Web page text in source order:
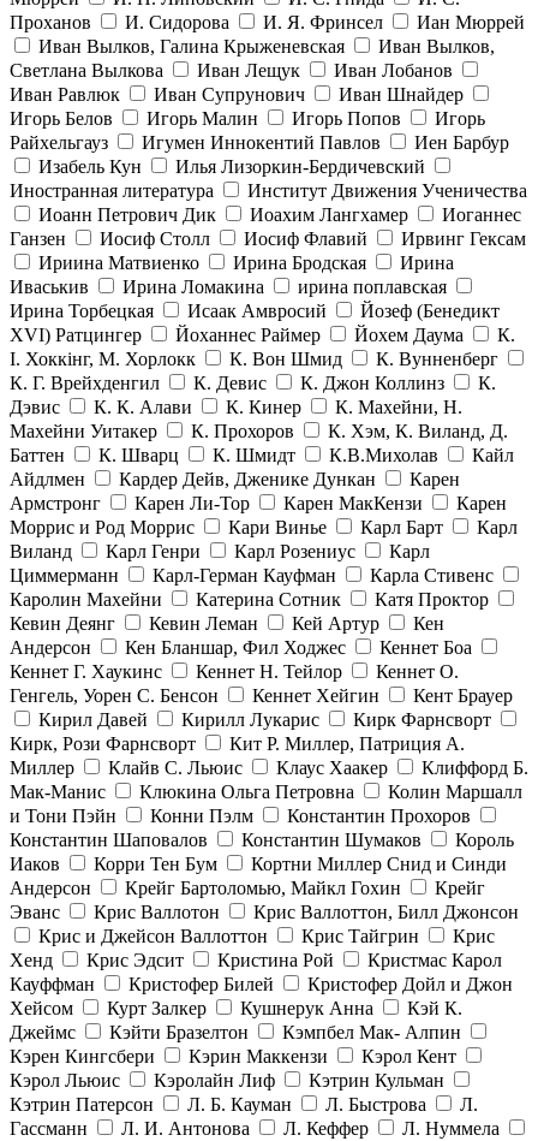
Проханов
И. Сидорова И. Я. Фринсел
Иан Мюррей
Иван Вылков, Галина Крыженевская
Иван Вылков,
Светлана Вылкова
Иван Лещук
Иван Лобанов
Иван Равлюк
Иван Супрунович
Иван Шнайдер
Игорь Белов
Игорь Малин Игорь Попов
Игорь
Райхельгауз
Игумен Иннокентий Павлов
Иен Барбур
Изабель Кун
Илья Лизоркин-Бердичевский
Иностранная литература
Институт Движения Ученичества
Иоанн Петрович Дик
Иоахим Лангхамер
Иоганнес
Ганзен
Иосиф Столл Иосиф Флавий
Ирвинг Гексам
Ириина Матвиенко
Ирина Бродская
Ирина
Иваськив
Ирина Ломакина
ирина поплавская
Ирина Торбецкая
Исаак Амвросий
Йозеф (Бенедикт
ХVI) Ратцингер
Йоханнес Раймер Йохем Даума
К.
І. Хоккінг, М. Хорлокк
К. Вон Шмид
К. Вунненберг
К. Г. Врейхденгил
К. Девис К. Джон Коллинз
К.
Дэвис
К. К. Алави К. Кинер
К. Махейни, Н.
Махейни Уитакер
К. Прохоров
К. Хэм, К. Виланд, Д.
Баттен
К. Шварц К. Шмидт К.В.Михолав
Кайл
Айдлмен
Кардер Дейв, Дженике Дункан
Карен
Армстронг
Карен Ли-Тор Карен МакКензи
Карен
Моррис и Род Моррис
Кари Винье Карл Барт
Карл
Виланд
Карл Генри Карл Розениус
Карл
Циммерманн
Карл-Герман Кауфман
Карла Стивенс
Каролин Махейни
Катерина Сотник
Катя Проктор
Кевин Деянг
Кевин Леман Кей Артур
Кен
Андерсон
Кен Бланшар, Фил Ходжес
Кеннет Боа
Кеннет Г. Хаукинс
Кеннет Н. Тейлор
Кеннет О.
Генгель, Уорен С. Бенсон
Кеннет Хейгин
Кент Брауер
Кирил Давей
Кирилл Лукарис
Кирк Фарнсворт
Кирк, Рози Фарнсворт
Кит Р. Миллер, Патриция А.
Миллер
Клайв С. Льюис Клаус Хаакер
Клиффорд Б.
Мак-Манис
Клюкина Ольга Петровна
Колин Маршалл
и Тони Пэйн
Конни Пэлм
Константин Прохоров
Константин Шаповалов
Константин Шумаков
Король
Иаков
Корри Тен Бум
Кортни Миллер Снид и Синди
Андерсон
Крейг Бартоломью, Майкл Гохин
Крейг
Эванс
Крис Валлотон
Крис Валлоттон, Билл Джонсон
Крис и Джейсон Валлоттон
Крис Тайгрин
Крис
Хенд
Крис Эдсит Кристина Рой
Кристмас Карол
Кауффман
Кристофер Билей
Кристофер Дойл и Джон
Хейсом
Курт Залкер Кушнерук Анна
Кэй К.
Джеймс
Кэйти Бразелтон
Кэмпбел Мак- Алпин
Кэрен Кингсбери
Кэрин Маккензи
Кэрол Кент
Кэрол Льюис
Кэролайн Лиф
Кэтрин Кульман
Кэтрин Патерсон
Л. Б. Кауман Л. Быстрова
Л.
Гассманн
Л. И. Антонова Л. Кеффер
Л. Нуммела